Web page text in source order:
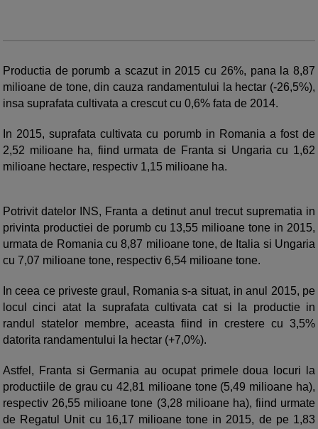
Productia de porumb a scazut in 2015 cu 26%, pana la 8,87
milioane de tone, din cauza randamentului la hectar (-26,5%),
insa suprafata cultivata a crescut cu 0,6% fata de 2014.
In 2015, suprafata cultivata cu porumb in Romania a fost de
2,52 milioane ha, fiind urmata de Franta si Ungaria cu 1,62
milioane hectare, respectiv 1,15 milioane ha.
Potrivit datelor INS, Franta a detinut anul trecut suprematia in
privinta productiei de porumb cu 13,55 milioane tone in 2015,
urmata de Romania cu 8,87 milioane tone, de Italia si Ungaria
cu 7,07 milioane tone, respectiv 6,54 milioane tone.
In ceea ce priveste graul, Romania s-a situat, in anul 2015, pe
locul cinci atat la suprafata cultivata cat si la productie in
randul statelor membre, aceasta fiind in crestere cu 3,5%
datorita randamentului la hectar (+7,0%).
Astfel, Franta si Germania au ocupat primele doua locuri la
productiile de grau cu 42,81 milioane tone (5,49 milioane ha),
respectiv 26,55 milioane tone (3,28 milioane ha), fiind urmate
de Regatul Unit cu 16,17 milioane tone in 2015, de pe 1,83